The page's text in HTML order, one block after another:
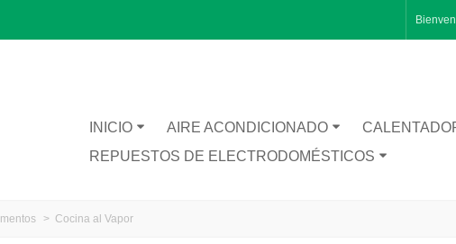
INICIO AIRE ACONDICIONADO
REPUESTOS DE ELECTRODOMÉSTICOS
> Cocina al Vapor